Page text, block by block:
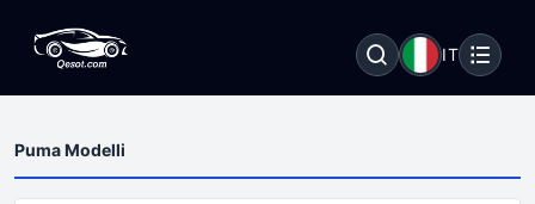
IT
Puma Modelli